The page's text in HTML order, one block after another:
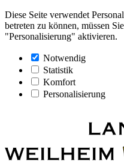
Diese Seite verwendet
betreten zu können, müssen
"Personalisierung" aktivieren.
Notwendig
Statistik
Komfort
Personalisierung